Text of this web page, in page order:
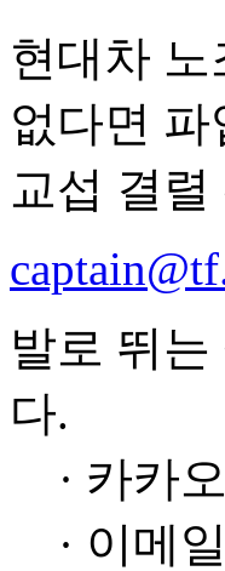
현대차
없다면
교섭 결
발로 뛰
다.
· 카카
· 이메